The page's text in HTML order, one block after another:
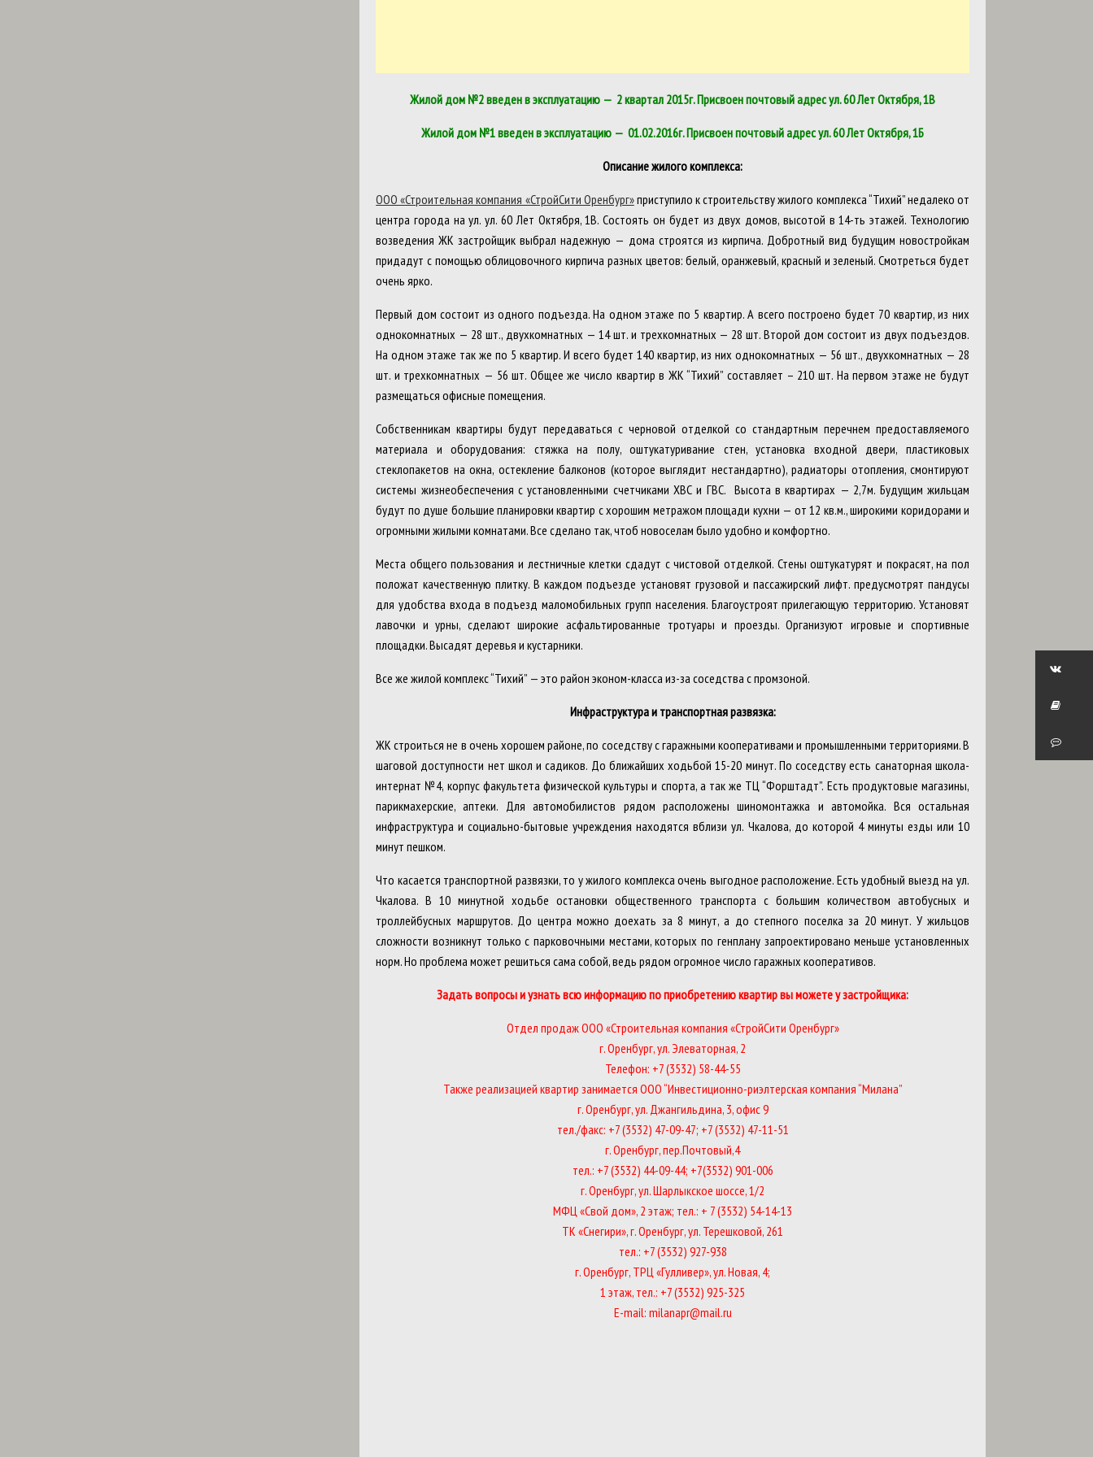
Жилой дом №2 введен в эксплуатацию — 2 квартал 2015г. Присвоен почтовый адрес ул. 60 Лет Октября, 1В
Жилой дом №1 введен в эксплуатацию — 01.02.2016г. Присвоен почтовый адрес ул. 60 Лет Октября, 1Б
Описание жилого комплекса:
ООО «Строительная компания «СтройСити Оренбург»приступило к строительству жилого комплекса “Тихий” недалеко от
центра города на ул. ул. 60 Лет Октября, 1В. Состоять он будет из двух домов, высотой в 14-ть этажей. Технологию
возведения ЖК застройщик выбрал надежную — дома строятся из кирпича. Добротный вид будущим новостройкам
придадут с помощью облицовочного кирпича разных цветов: белый, оранжевый, красный и зеленый. Смотреться будет
очень ярко.
Первый дом состоит из одного подъезда. На одном этаже по 5 квартир. А всего построено будет 70 квартир, из них
однокомнатных — 28 шт., двухкомнатных — 14 шт. и трехкомнатных — 28 шт. Второй дом состоит из двух подъездов.
На одном этаже так же по 5 квартир. И всего будет 140 квартир, из них однокомнатных — 56 шт., двухкомнатных — 28
шт. и трехкомнатных — 56 шт. Общее же число квартир в ЖК “Тихий” составляет – 210 шт. На первом этаже не будут
размещаться офисные помещения.
Собственникам квартиры будут передаваться с черновой отделкой со стандартным перечнем предоставляемого
материала и оборудования: стяжка на полу, оштукатуривание стен, установка входной двери, пластиковых
стеклопакетов на окна, остекление балконов (которое выглядит нестандартно), радиаторы отопления, смонтируют
системы жизнеобеспечения с установленными счетчиками ХВС и ГВС. Высота в квартирах — 2,7м. Будущим жильцам
будут по душе большие планировки квартир с хорошим метражом площади кухни — от 12 кв.м., широкими коридорами и
огромными жилыми комнатами. Все сделано так, чтоб новоселам было удобно и комфортно.
Места общего пользования и лестничные клетки сдадут с чистовой отделкой. Стены оштукатурят и покрасят, на пол
положат качественную плитку. В каждом подъезде установят грузовой и пассажирский лифт. предусмотрят пандусы
для удобства входа в подъезд маломобильных групп населения. Благоустроят прилегающую территорию. Установят
лавочки и урны, сделают широкие асфальтированные тротуары и проезды. Организуют игровые и спортивные
площадки. Высадят деревья и кустарники.
Все же жилой комплекс “Тихий” — это район эконом-класса из-за соседства с промзоной.
Инфраструктура и транспортная развязка:
ЖК строиться не в очень хорошем районе, по соседству с гаражными кооперативами и промышленными территориями. В
шаговой доступности нет школ и садиков. До ближайших ходьбой 15-20 минут. По соседству есть санаторная школа-
интернат №4, корпус факультета физической культуры и спорта, а так же ТЦ “Форштадт”. Есть продуктовые магазины,
парикмахерские, аптеки. Для автомобилистов рядом расположены шиномонтажка и автомойка. Вся остальная
инфраструктура и социально-бытовые учреждения находятся вблизи ул. Чкалова, до которой 4 минуты езды или 10
минут пешком.
Что касается транспортной развязки, то у жилого комплекса очень выгодное расположение. Есть удобный выезд на ул.
Чкалова. В 10 минутной ходьбе остановки общественного транспорта с большим количеством автобусных и
троллейбусных маршрутов. До центра можно доехать за 8 минут, а до степного поселка за 20 минут. У жильцов
сложности возникнут только с парковочными местами, которых по генплану запроектировано меньше установленных
норм. Но проблема может решиться сама собой, ведь рядом огромное число гаражных кооперативов.
Задать вопросы и узнать всю информацию по приобретению квартир вы можете у застройщика:
Отдел продаж ООО «Строительная компания «СтройСити Оренбург»
г. Оренбург, ул. Элеваторная, 2
Телефон: +7 (3532) 58-44-55
Также реализацией квартир занимается ООО “Инвестиционно-риэлтерская компания “Милана”
г. Оренбург, ул. Джангильдина, 3, офис 9
тел./факс: +7 (3532) 47-09-47; +7 (3532) 47-11-51
г. Оренбург, пер.Почтовый,4
тел.: +7 (3532) 44-09-44; +7(3532) 901-006
г. Оренбург, ул. Шарлыкское шоссе, 1/2
МФЦ «Свой дом», 2 этаж; тел.: + 7 (3532) 54-14-13
ТК «Снегири», г. Оренбург, ул. Терешковой, 261
тел.: +7 (3532) 927-938
г. Оренбург, ТРЦ «Гулливер», ул. Новая, 4;
1 этаж, тел.: +7 (3532) 925-325
E-mail: milanapr@mail.ru